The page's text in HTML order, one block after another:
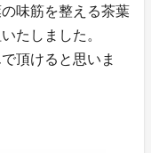
味筋を整える茶葉
たしました。
頂けると思いま